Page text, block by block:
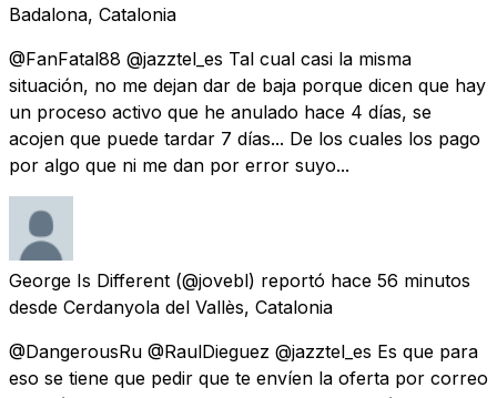
Badalona, Catalonia
@FanFatal88 @jazztel_es Tal cual casi la misma
situación, no me dejan dar de baja porque dicen que hay
un proceso activo que he anulado hace 4 días, se
acojen que puede tardar 7 días... De los cuales los pago
por algo que ni me dan por error suyo...
George Is Different (@jovebl) reportó hace 56 minutos
desde Cerdanyola del Vallès, Catalonia
@DangerousRu @RaulDieguez @jazztel_es Es que para
eso se tiene que pedir que te envíen la oferta por correo